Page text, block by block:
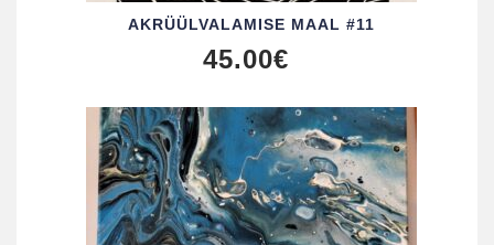
AKRÜÜL­VALAMISE MAAL #11
45.00€